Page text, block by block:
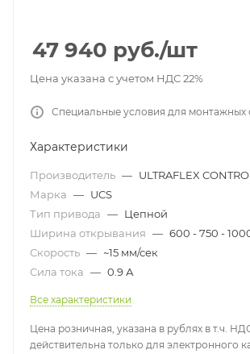
47 940 руб./шт
Цена указана с учетом НДС 22%
Специальные условия для монтажных
Характеристики
Производитель — ULTRAFLEX
Марка — UCS
Тип привода — Цепной
Ширина открывания — 600 - 750 -
Скорость — ~15 мм/сек
Сила тока — 0.9 А
Все характеристики
Цена розничная, указана в рублях в т.ч.
действительна только для электронного